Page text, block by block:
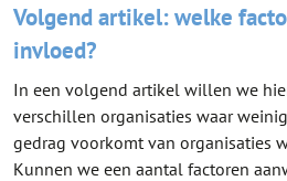
Volgend artikel: welke
invloed?
In een volgend artikel willen we
verschillen organisaties waar
gedrag voorkomt van organisaties
Kunnen we een aantal factoren